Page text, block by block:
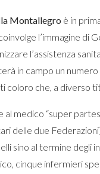
Montallegro è in
l’immagine di
l’assistenza
in campo un
coloro che, a diverso
al medico “super
delle due
sino al termine degli
cinque infermieri